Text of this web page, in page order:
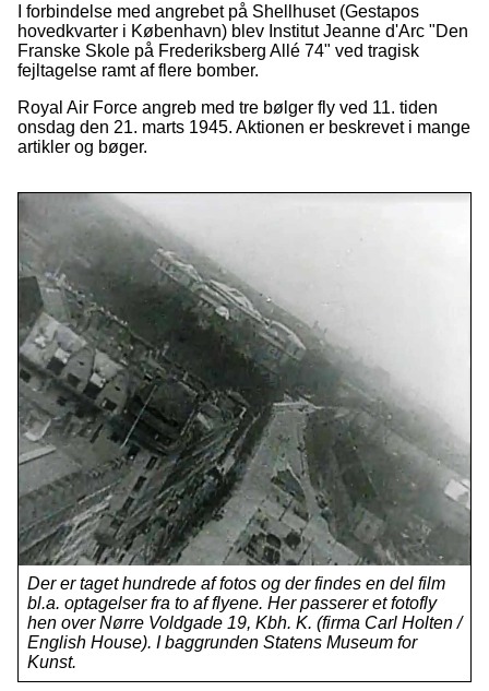
I forbindelse med angrebet på Shellhuset (Gestapos
hovedkvarter i København) blev Institut Jeanne d'Arc "Den
Franske Skole på Frederiksberg Allé 74" ved tragisk
fejltagelse ramt af flere bomber.
Royal Air Force angreb med tre bølger fly ved 11. tiden
onsdag den 21. marts 1945. Aktionen er beskrevet i mange
artikler og bøger.
Der er taget hundrede af fotos og der findes en del film
bl.a. optagelser fra to af flyene. Her passerer et fotofly
hen over Nørre Voldgade 19, Kbh. K. (firma Carl Holten /
English House). I baggrunden Statens Museum for
Kunst.